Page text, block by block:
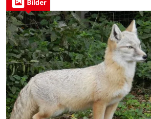
Bilder